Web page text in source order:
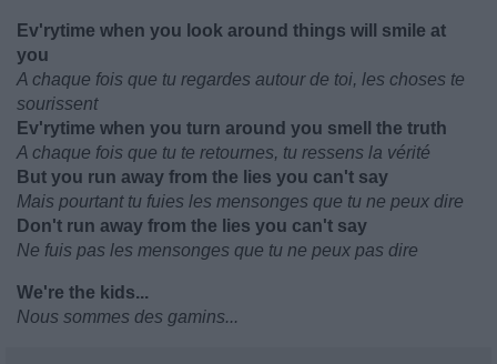
Ev'rytime when you look around things will smile at
you
A chaque fois que tu regardes autour de toi, les choses te
sourissent
Ev'rytime when you turn around you smell the truth
A chaque fois que tu te retournes, tu ressens la vérité
But you run away from the lies you can't say
Mais pourtant tu fuies les mensonges que tu ne peux dire
Don't run away from the lies you can't say
Ne fuis pas les mensonges que tu ne peux pas dire
We're the kids...
Nous sommes des gamins...